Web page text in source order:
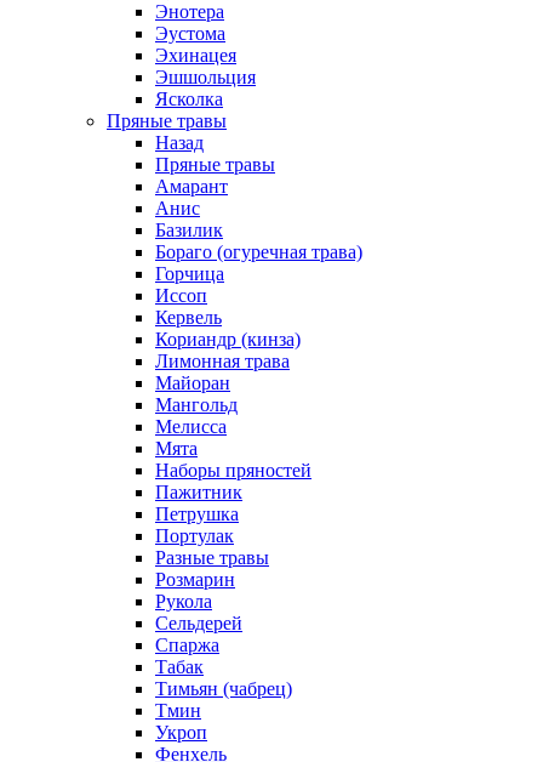
Энотера
Эустома
Эхинацея
Эшшольция
Ясколка
Пряные травы
Назад
Пряные травы
Амарант
Анис
Базилик
Бораго (огуречная трава)
Горчица
Иссоп
Кервель
Кориандр (кинза)
Лимонная трава
Майоран
Мангольд
Мелисса
Мята
Наборы пряностей
Пажитник
Петрушка
Портулак
Разные травы
Розмарин
Рукола
Сельдерей
Спаржа
Табак
Тимьян (чабрец)
Тмин
Укроп
Фенхель